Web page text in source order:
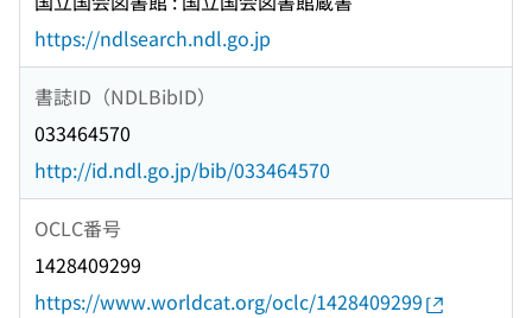
https://ndlsearch.ndl.go.jp
書誌ID（NDLBibID）
033464570
http://id.ndl.go.jp/bib/033464570
OCLC番号
1428409299
https://www.worldcat.org/oclc/1428409299